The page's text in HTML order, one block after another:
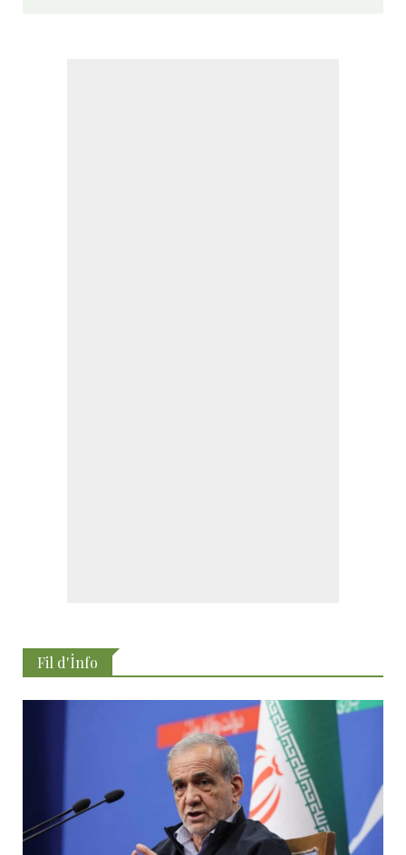
Fil d'İnfo